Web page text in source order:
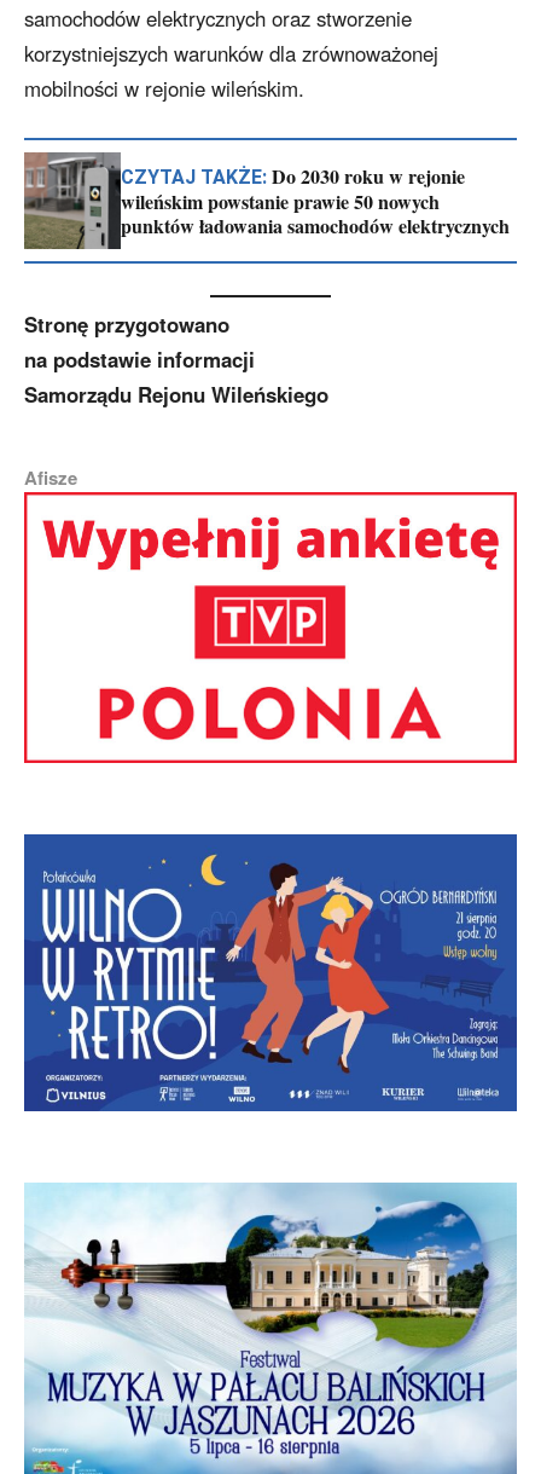
samochodów elektrycznych oraz stworzenie
korzystniejszych warunków dla zrównoważonej
mobilności w rejonie wileńskim.
CZYTAJ TAKŻE: Do 2030 roku w rejonie
wileńskim powstanie prawie 50 nowych
punktów ładowania samochodów elektrycznych
Stronę przygotowano
na podstawie informacji
Samorządu Rejonu Wileńskiego
Afisze